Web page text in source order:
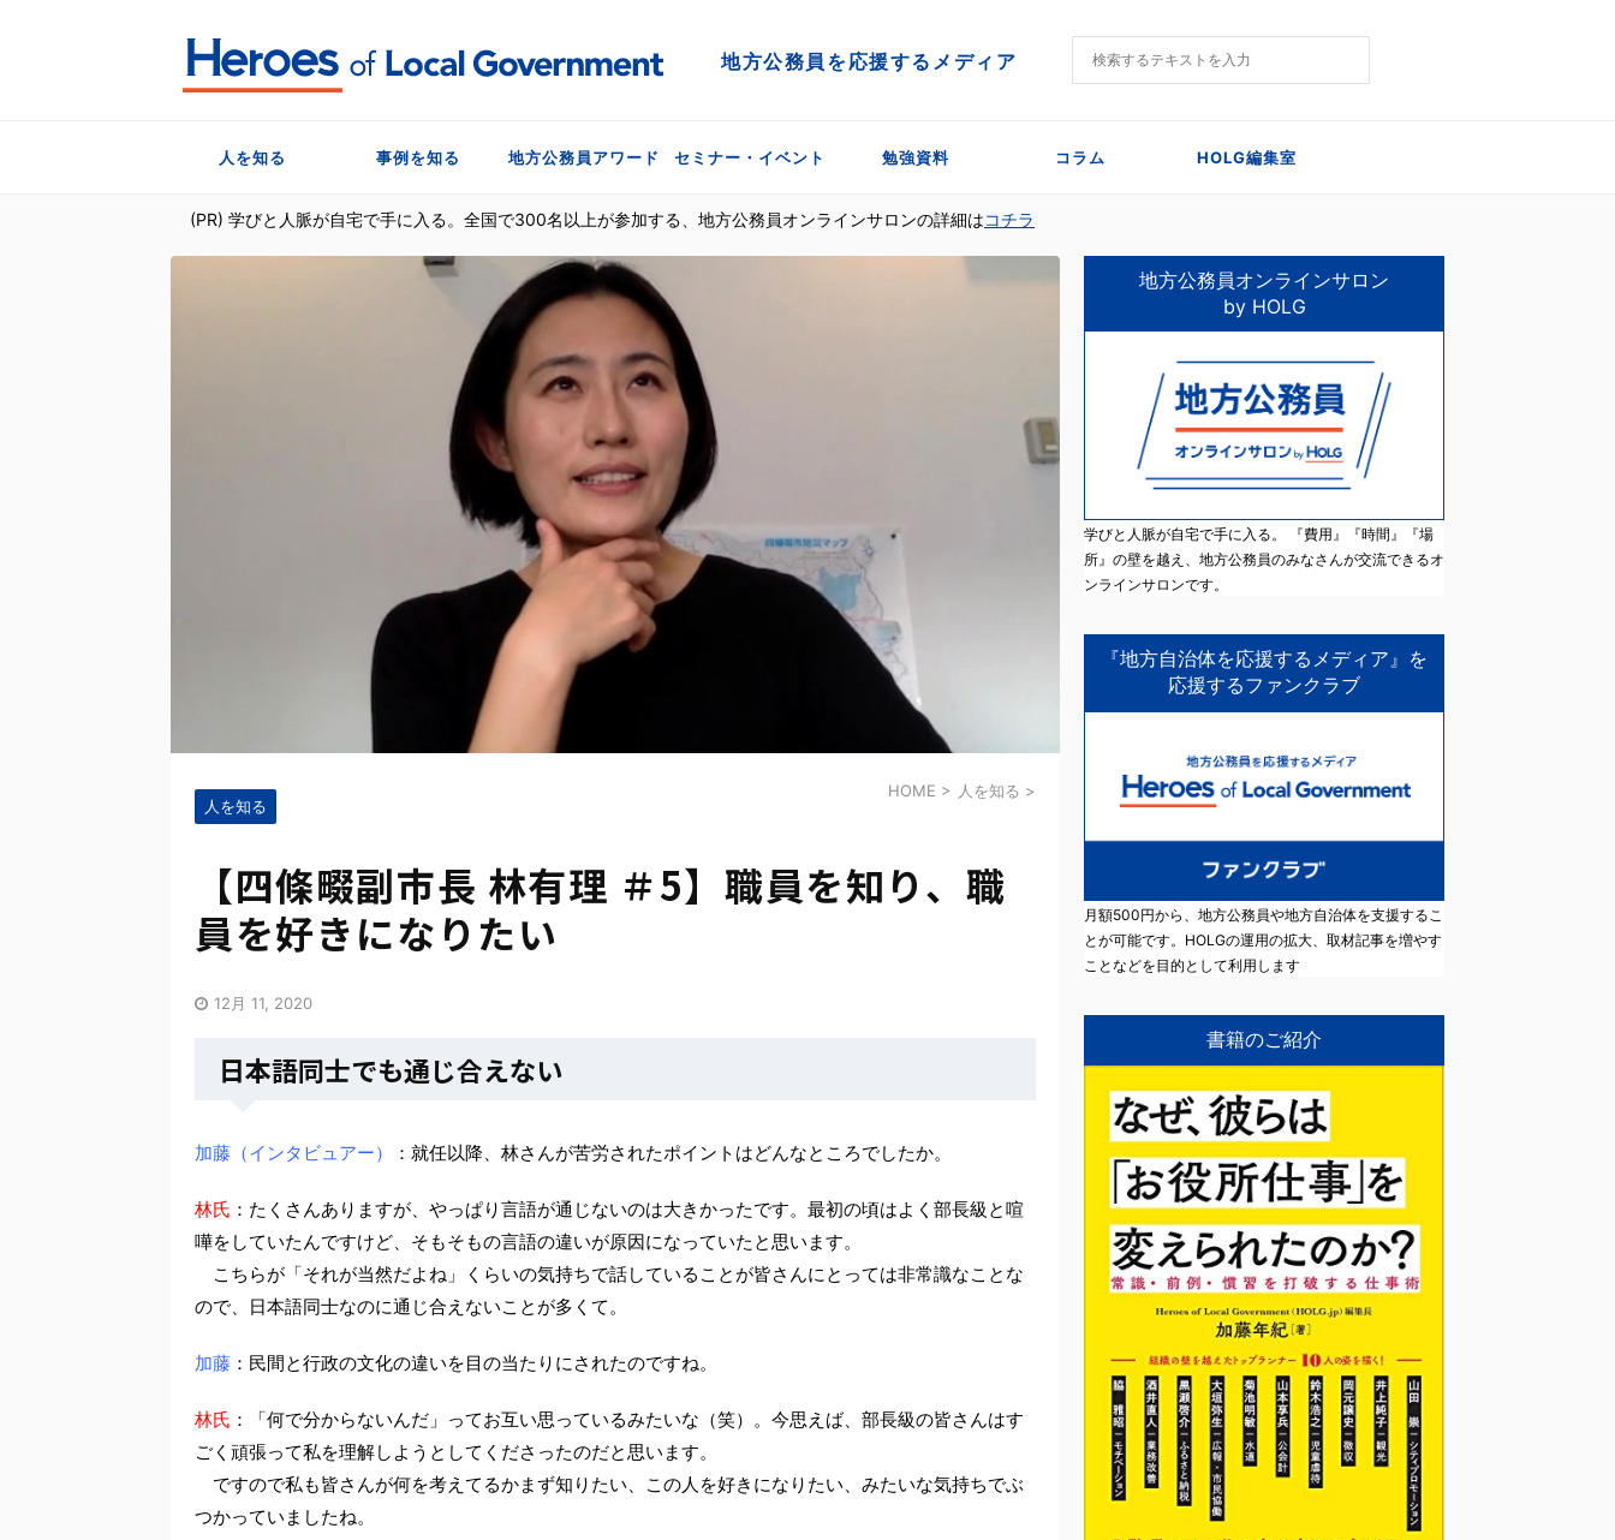
地方公務員を応援するメディア
人を知る 事例を知る 地方公務員アワード セミナー・イベント 勉強資料 コラム HOLG編集室
(PR) 学びと人脈が自宅で手に入る。全国で300名以上が参加する、地方公務員オンラインサロンの詳細はコチラ
HOME > 人を知る >
人を知る
【四條畷副市長 林有理 ＃5】職員を知り、職
員を好きになりたい
12月 11, 2020
日本語同士でも通じ合えない
加藤（インタビュアー） ：就任以降、林さんが苦労されたポイントはどんなところでしたか。
林氏 ：たくさんありますが、やっぱり言語が通じないのは大きかったです。最初の頃はよく部長級と喧
嘩をしていたんですけど、そもそもの言語の違いが原因になっていたと思います。
こちらが「それが当然だよね」くらいの気持ちで話していることが皆さんにとっては非常識なことな
ので、日本語同士なのに通じ合えないことが多くて。
加藤 ：民間と行政の文化の違いを目の当たりにされたのですね。
林氏 ：「何で分からないんだ」ってお互い思っているみたいな（笑）。今思えば、部長級の皆さんはす
ごく頑張って私を理解しようとしてくださったのだと思います。
ですので私も皆さんが何を考えてるかまず知りたい、この人を好きになりたい、みたいな気持ちでぶ
つかっていましたね。
地方公務員オンラインサロン
by HOLG
学びと人脈が自宅で手に入る。 『費用』『時間』『場
所』の壁を越え、地方公務員のみなさんが交流できるオ
ンラインサロンです。
『地方自治体を応援するメディア』を
応援するファンクラブ
月額500円から、地方公務員や地方自治体を支援するこ
とが可能です。HOLGの運用の拡大、取材記事を増やす
ことなどを目的として利用します
書籍のご紹介